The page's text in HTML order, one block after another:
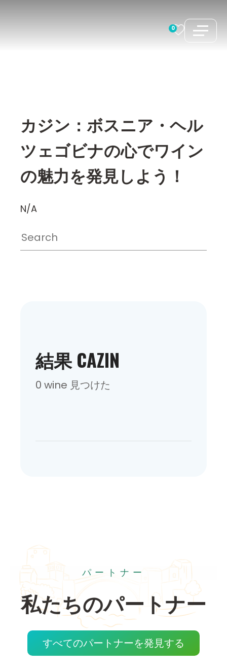
0
カジン：ボスニア・ヘル
ツェゴビナの心でワイン
の魅力を発見しよう！
N/A
結果 CAZIN
0 wine 見つけた
パートナー
私たちのパートナー
すべてのパートナーを発見する